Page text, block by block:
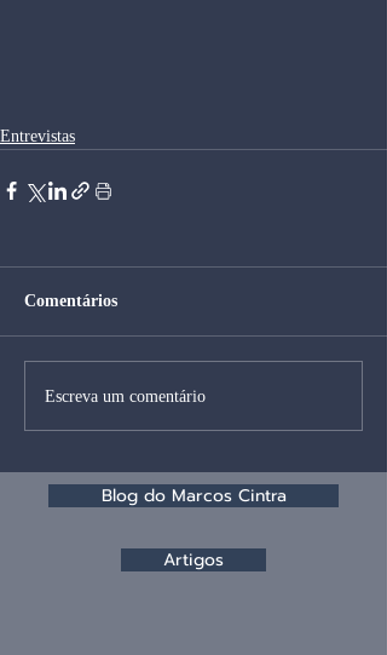
Entrevistas
Comentários
Escreva um comentário
Blog do Marcos Cintra
Artigos